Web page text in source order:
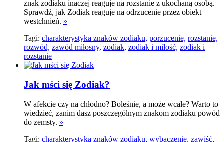
znak zodiaku inaczej reaguje na rozstanie z ukochaną osobą.
Sprawdź, jak Zodiak reaguje na odrzucenie przez obiekt
westchnień. »
Tagi: charakterystyka znaków zodiaku, porzucenie, rozstanie,
rozwód, zawód miłosny, zodiak, zodiak i miłość, zodiak i
rozstanie
Jak mści się Zodiak?
W afekcie czy na chłodno? Boleśnie, a może wcale? Warto to
wiedzieć, zanim dasz poszczególnym znakom zodiaku powód
do zemsty. »
Tagi: charakterystyka znaków zodiaku, wybaczenie, zawiść,